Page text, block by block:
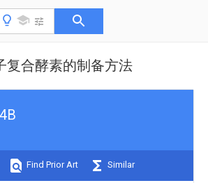
复合酵素的制备方法
Find Prior Art Similar